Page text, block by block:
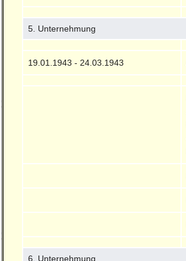
5. Unternehmung
19.01.1943 - 24.03.1943
6. Unternehmung